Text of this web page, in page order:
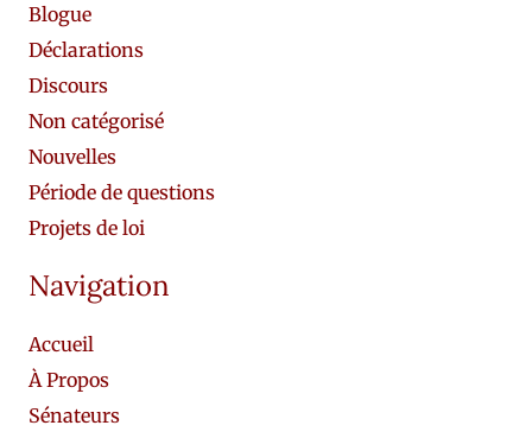
Blogue
Déclarations
Discours
Non catégorisé
Nouvelles
Période de questions
Projets de loi
Navigation
Accueil
À Propos
Sénateurs